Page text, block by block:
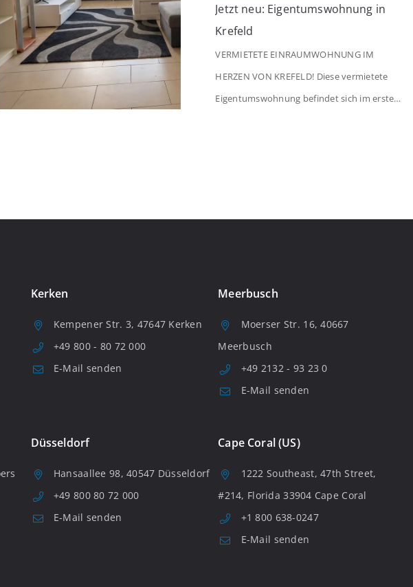
Jetzt neu: Eigentumswohnung in
Krefeld
VERMIETETE EINRAUMWOHNUNG IM
HERZEN VON KREFELD! Diese vermietete
Eigentumswohnung befindet sich im ersten
Kerken
Kempener Str. 3, 47647 Kerken
+49 800 - 80 72 000
E-Mail senden
Meerbusch
Moerser Str. 16, 40667
Meerbusch
+49 2132 - 93 23 0
E-Mail senden
Düsseldorf
Hansaallee 98, 40547 Düsseldorf
+49 800 80 72 000
E-Mail senden
Cape Coral (US)
1222 Southeast, 47th Street,
#214, Florida 33904 Cape Coral
+1 800 638-0247
E-Mail senden